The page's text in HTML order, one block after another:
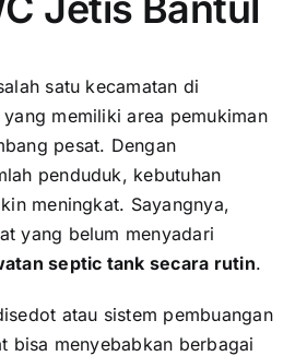
satu kecamatan di
memiliki area pemukiman
pesat. Dengan
penduduk, kebutuhan
meningkat. Sayangnya,
yang belum menyadari
septic tank secara rutin.
atau sistem pembuangan
bisa menyebabkan berbagai